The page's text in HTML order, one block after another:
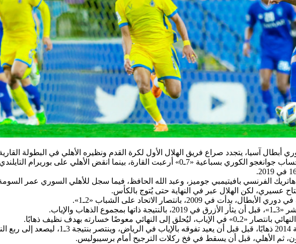
بينما انقض الأهلي على بوريرام التايلندي بثلاثية قاتلة.
عسيري، لكن الهلال عبر في النهاية حتى يُتوج بالكأس.